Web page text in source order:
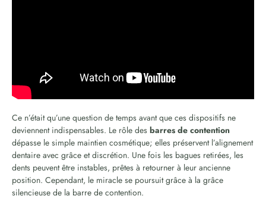
Ce n’était qu’une question de temps avant que ces dispositifs ne
deviennent indispensables. Le rôle des barres de contention
dépasse le simple maintien cosmétique; elles préservent l’alignement
dentaire avec grâce et discrétion. Une fois les bagues retirées, les
dents peuvent être instables, prêtes à retourner à leur ancienne
position. Cependant, le miracle se poursuit grâce à la grâce
silencieuse de la barre de contention.